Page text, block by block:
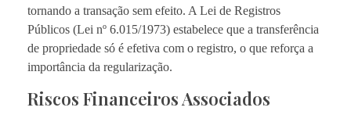
tornando a transação sem efeito. A Lei de Registros
Públicos (Lei nº 6.015/1973) estabelece que a transferência
de propriedade só é efetiva com o registro, o que reforça a
importância da regularização.
Riscos Financeiros Associados